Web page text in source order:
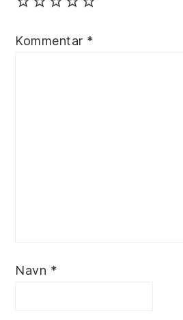
Kommentar *
Navn *